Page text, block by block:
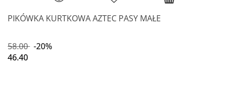
PIKÓWKA KURTKOWA AZTEC PASY MAŁE
58.00 -20%
46.40